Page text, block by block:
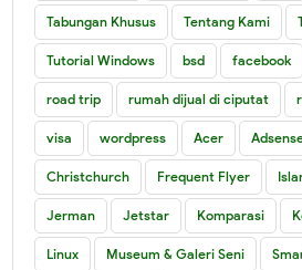
Tabungan Khusus Tentang Kami
Tutorial Windows bsd facebook
road trip rumah dijual di ciputat
visa wordpress Acer
Christchurch Frequent Flyer
Jerman Jetstar Komparasi
Linux Museum & Galeri Seni